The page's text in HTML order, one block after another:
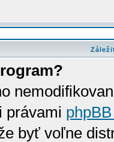
právami
byť voľne